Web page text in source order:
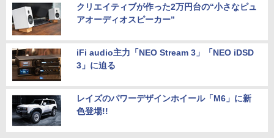
クリエイティブが作った2万円台の“小さなピュ
アオーディオスピーカー”
iFi audio主力「NEO Stream 3」「NEO iDSD
3」に迫る
レイズのパワーデザインホイール「M6」に新
色登場!!